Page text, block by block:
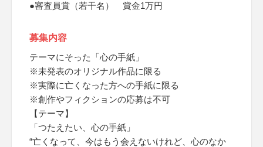
●審査員賞（若干名） 賞金1万円
募集内容
テーマにそった「心の手紙」
※未発表のオリジナル作品に限る
※実際に亡くなった方への手紙に限る
※創作やフィクションの応募は不可
【テーマ】
「つたえたい、心の手紙」
“亡くなって、今はもう会えないけれど、心のなか